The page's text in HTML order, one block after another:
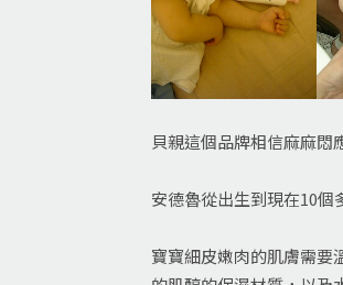
貝親這個品牌相信麻麻
安德魯從出生到現在10個
寶寶細皮嫩肉的肌膚需要